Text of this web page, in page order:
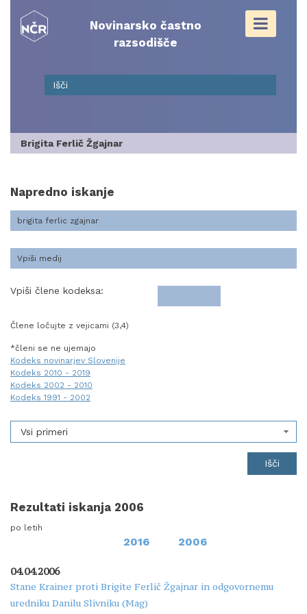
content
Novinarsko častno
razsodišče
Brigita Ferlič Žgajnar
Napredno iskanje
Vpiši člene kodeksa:
Člene ločujte z vejicami (3,4)
*členi se ne ujemajo
Kodeks novinarjev Slovenije
Kodeks 2010 - 2019
Kodeks 2002 - 2010
Kodeks 1991 - 2002
Vsi primeri
Rezultati iskanja 2006
po letih
2016 2006
04.04.2006
Stane Krainer proti Brigite Ferlič Žgajnar in odgovornemu
uredniku Danilu Slivniku (Mag)